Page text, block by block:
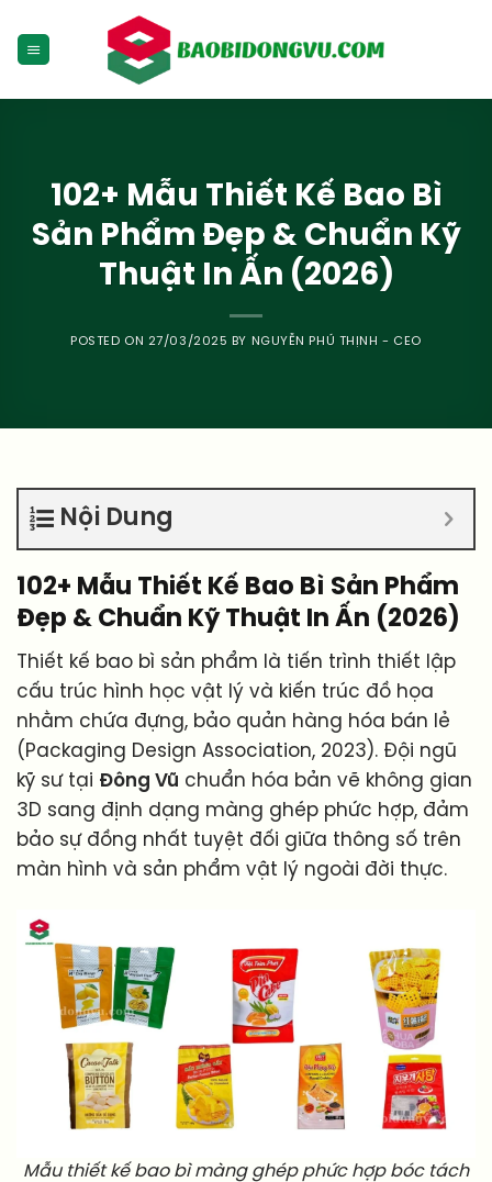
to
content
102+ Mẫu Thiết Kế Bao Bì
Sản Phẩm Đẹp & Chuẩn Kỹ
Thuật In Ấn (2026)
POSTED ON 27/03/2025 BY NGUYỄN PHÚ THỊNH - CEO
Nội Dung
102+ Mẫu Thiết Kế Bao Bì Sản Phẩm
Đẹp & Chuẩn Kỹ Thuật In Ấn (2026)
Thiết kế bao bì sản phẩm là tiến trình thiết lập
cấu trúc hình học vật lý và kiến trúc đồ họa
nhằm chứa đựng, bảo quản hàng hóa bán lẻ
(Packaging Design Association, 2023). Đội ngũ
kỹ sư tại Đông Vũ chuẩn hóa bản vẽ không gian
3D sang định dạng màng ghép phức hợp, đảm
bảo sự đồng nhất tuyệt đối giữa thông số trên
màn hình và sản phẩm vật lý ngoài đời thực.
Mẫu thiết kế bao bì màng ghép phức hợp bóc tách